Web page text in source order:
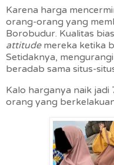
Karena harga
orang-orang yang
Borobudur. Kualitas
attitude mereka ketika
Setidaknya,
beradab sama situs-
Kalo harganya naik
orang yang